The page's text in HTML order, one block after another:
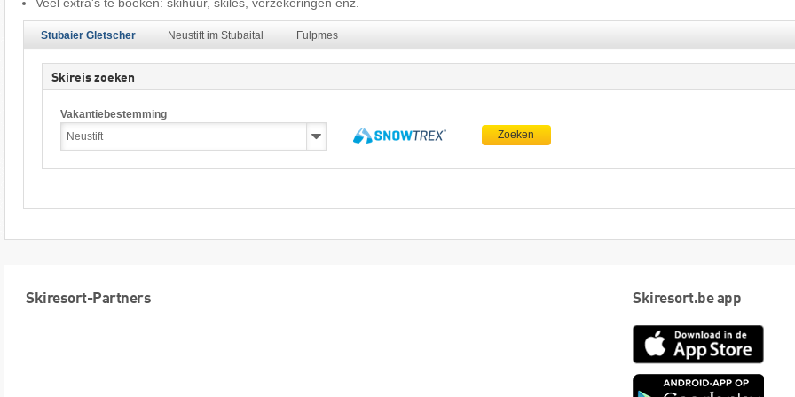
Stubaier Gletscher Neustift im Stubaital Fulpmes
Skireis zoeken
Vakantiebestemming
Zoeken
Skiresort-Partners Skiresort.be app
App